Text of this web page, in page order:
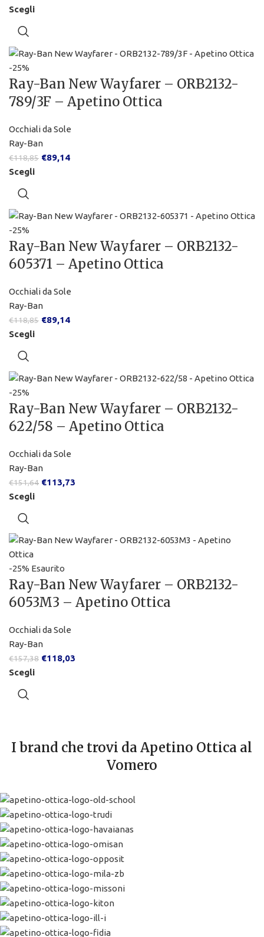
Scegli
-25%
Ray-Ban New Wayfarer – ORB2132-
789/3F – Apetino Ottica
Occhiali da Sole
Ray-Ban
€118,85 €89,14
Scegli
-25%
Ray-Ban New Wayfarer – ORB2132-
605371 – Apetino Ottica
Occhiali da Sole
Ray-Ban
€118,85 €89,14
Scegli
-25%
Ray-Ban New Wayfarer – ORB2132-
622/58 – Apetino Ottica
Occhiali da Sole
Ray-Ban
€151,64 €113,73
Scegli
-25% Esaurito
Ray-Ban New Wayfarer – ORB2132-
6053M3 – Apetino Ottica
Occhiali da Sole
Ray-Ban
€157,38 €118,03
Scegli
I brand che trovi da Apetino Ottica al
Vomero